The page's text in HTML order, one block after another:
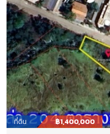
ที่ดิน ฿1,400,000